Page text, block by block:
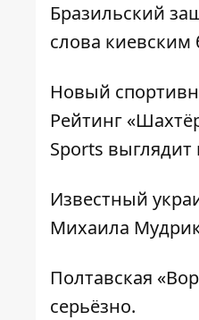
Бразильский
слова
Новый
Рейтинг
Sports
Известный
Михаила
Полтавская «
серьёзно.